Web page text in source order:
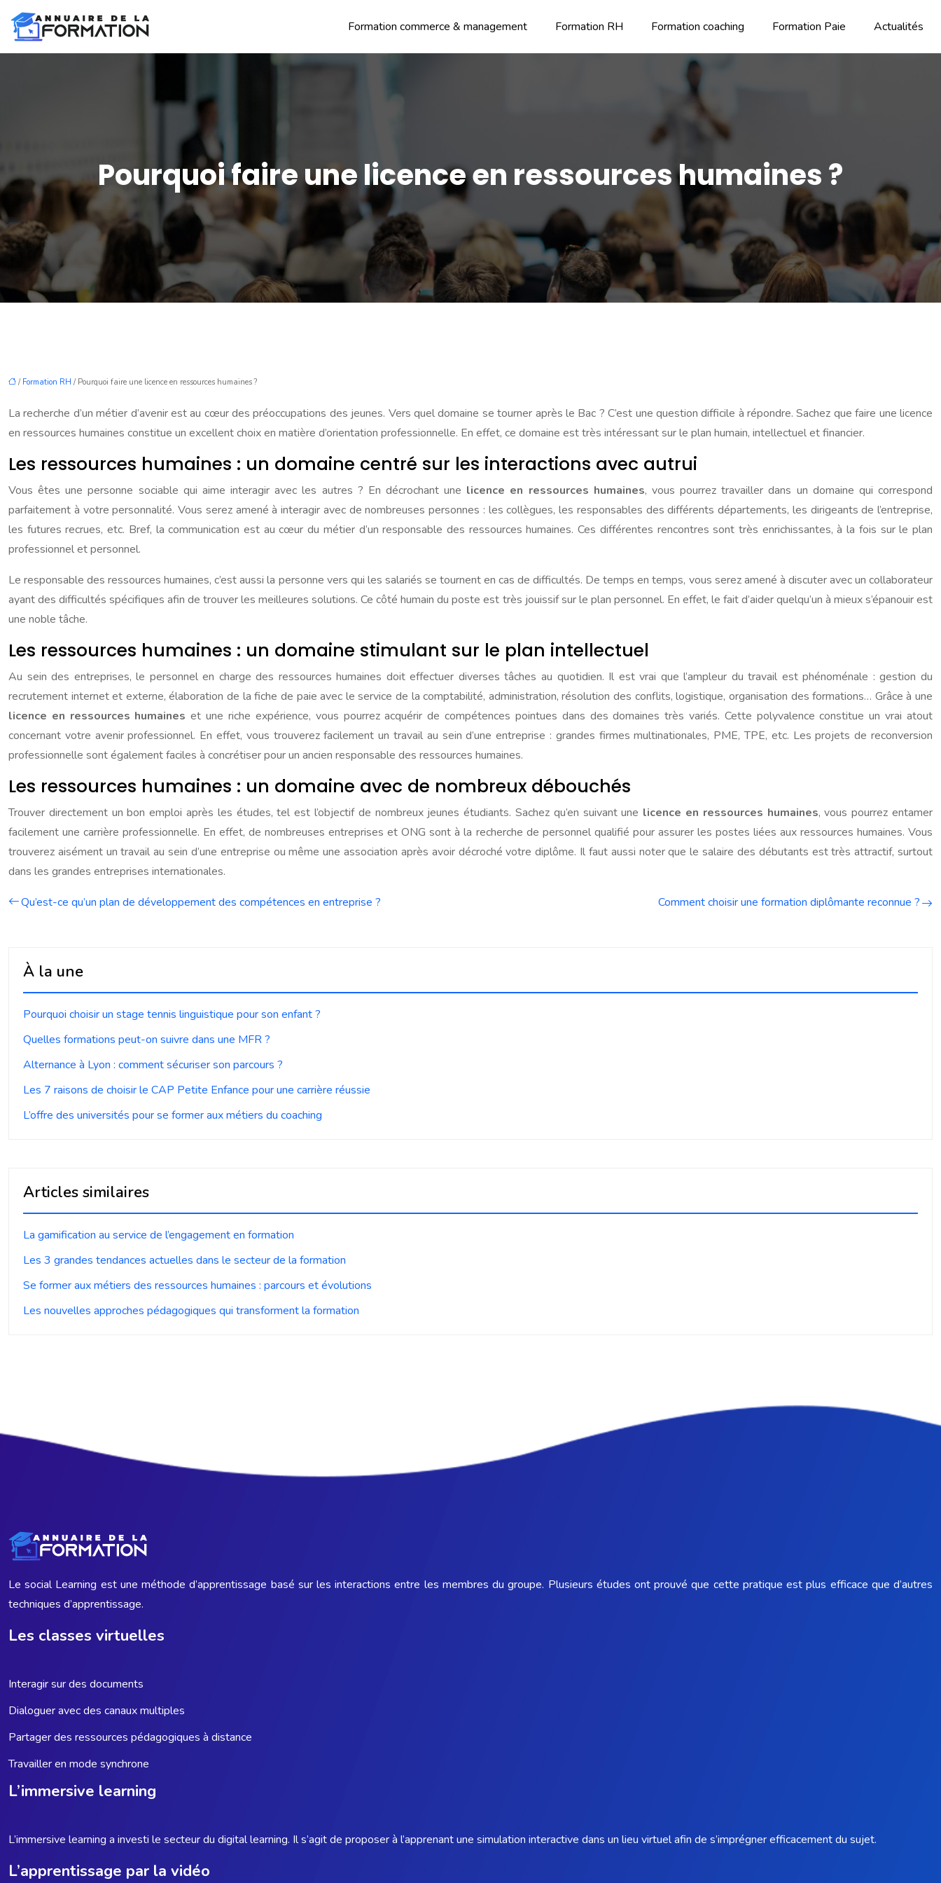
Formation commerce & management Formation RH Formation coaching Formation Paie Actualités
Pourquoi faire une licence en ressources humaines ?
/ Formation RH / Pourquoi faire une licence en ressources humaines ?
La recherche d’un métier d’avenir est au cœur des préoccupations des jeunes. Vers quel domaine se tourner après le Bac ? C’est une question difficile à répondre. Sachez que faire une licence
en ressources humaines constitue un excellent choix en matière d’orientation professionnelle. En effet, ce domaine est très intéressant sur le plan humain, intellectuel et financier.
Les ressources humaines : un domaine centré sur les interactions avec autrui
Vous êtes une personne sociable qui aime interagir avec les autres ? En décrochant une licence en ressources humaines, vous pourrez travailler dans un domaine qui correspond
parfaitement à votre personnalité. Vous serez amené à interagir avec de nombreuses personnes : les collègues, les responsables des différents départements, les dirigeants de l’entreprise,
les futures recrues, etc. Bref, la communication est au cœur du métier d’un responsable des ressources humaines. Ces différentes rencontres sont très enrichissantes, à la fois sur le plan
professionnel et personnel.
Le responsable des ressources humaines, c’est aussi la personne vers qui les salariés se tournent en cas de difficultés. De temps en temps, vous serez amené à discuter avec un collaborateur
ayant des difficultés spécifiques afin de trouver les meilleures solutions. Ce côté humain du poste est très jouissif sur le plan personnel. En effet, le fait d’aider quelqu’un à mieux s’épanouir est
une noble tâche.
Les ressources humaines : un domaine stimulant sur le plan intellectuel
Au sein des entreprises, le personnel en charge des ressources humaines doit effectuer diverses tâches au quotidien. Il est vrai que l’ampleur du travail est phénoménale : gestion du
recrutement internet et externe, élaboration de la fiche de paie avec le service de la comptabilité, administration, résolution des conflits, logistique, organisation des formations… Grâce à une
licence en ressources humaines et une riche expérience, vous pourrez acquérir de compétences pointues dans des domaines très variés. Cette polyvalence constitue un vrai atout
concernant votre avenir professionnel. En effet, vous trouverez facilement un travail au sein d’une entreprise : grandes firmes multinationales, PME, TPE, etc. Les projets de reconversion
professionnelle sont également faciles à concrétiser pour un ancien responsable des ressources humaines.
Les ressources humaines : un domaine avec de nombreux débouchés
Trouver directement un bon emploi après les études, tel est l’objectif de nombreux jeunes étudiants. Sachez qu’en suivant une licence en ressources humaines, vous pourrez entamer
facilement une carrière professionnelle. En effet, de nombreuses entreprises et ONG sont à la recherche de personnel qualifié pour assurer les postes liées aux ressources humaines. Vous
trouverez aisément un travail au sein d’une entreprise ou même une association après avoir décroché votre diplôme. Il faut aussi noter que le salaire des débutants est très attractif, surtout
dans les grandes entreprises internationales.
Qu’est-ce qu’un plan de développement des compétences en entreprise ?
Comment choisir une formation diplômante reconnue ?
À la une
Pourquoi choisir un stage tennis linguistique pour son enfant ?
Quelles formations peut-on suivre dans une MFR ?
Alternance à Lyon : comment sécuriser son parcours ?
Les 7 raisons de choisir le CAP Petite Enfance pour une carrière réussie
L’offre des universités pour se former aux métiers du coaching
Articles similaires
La gamification au service de l’engagement en formation
Les 3 grandes tendances actuelles dans le secteur de la formation
Se former aux métiers des ressources humaines : parcours et évolutions
Les nouvelles approches pédagogiques qui transforment la formation
Le social Learning est une méthode d’apprentissage basé sur les interactions entre les membres du groupe. Plusieurs études ont prouvé que cette pratique est plus efficace que d’autres
techniques d’apprentissage.
Les classes virtuelles
Interagir sur des documents
Dialoguer avec des canaux multiples
Partager des ressources pédagogiques à distance
Travailler en mode synchrone
L’immersive learning
L’immersive learning a investi le secteur du digital learning. Il s’agit de proposer à l’apprenant une simulation interactive dans un lieu virtuel afin de s’imprégner efficacement du sujet.
L’apprentissage par la vidéo